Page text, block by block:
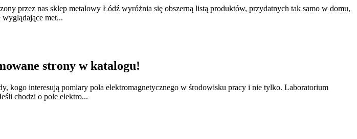
przez nas sklep metalowy Łódź wyróżnia się obszerną listą produktów, przydatnych tak samo w domu,
met...
strony w katalogu!
interesują pomiary pola elektromagnetycznego w środowisku pracy i nie tylko. Laboratorium
chodzi o pole elektro...